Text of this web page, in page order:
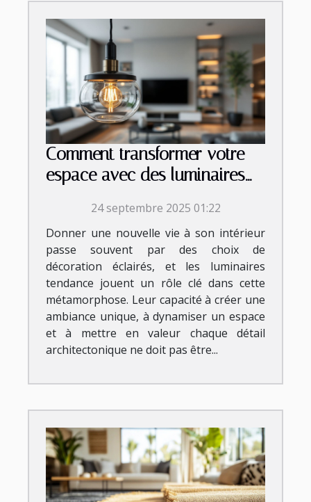
Comment transformer votre
espace avec des luminaires
24 septembre 2025 01:22
Donner une nouvelle vie à son intérieur
passe souvent par des choix de
décoration éclairés, et les luminaires
tendance jouent un rôle clé dans cette
métamorphose. Leur capacité à créer une
ambiance unique, à dynamiser un espace
et à mettre en valeur chaque détail
architectonique ne doit pas être...